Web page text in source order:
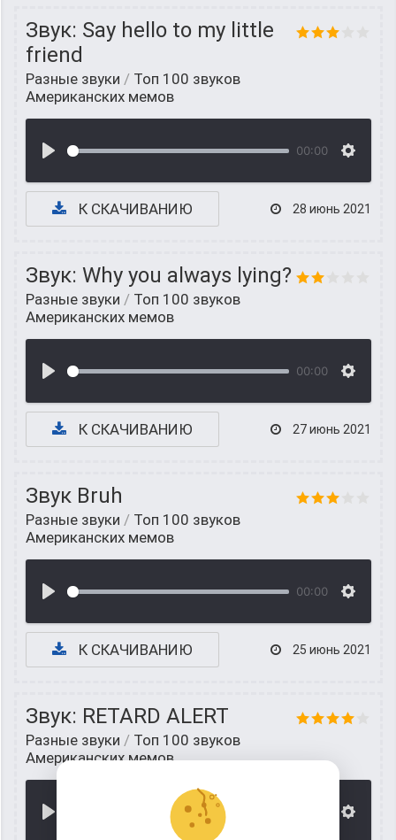
Звук: Say hello to my little
friend
Разные звуки / Топ 100 звуков
Американских мемов
00:00
К СКАЧИВАНИЮ 28 июнь 2021
Звук: Why you always lying?
Разные звуки / Топ 100 звуков
Американских мемов
00:00
К СКАЧИВАНИЮ 27 июнь 2021
Звук Bruh
Разные звуки / Топ 100 звуков
Американских мемов
00:00
К СКАЧИВАНИЮ 25 июнь 2021
Звук: RETARD ALERT
Разные звуки / Топ 100 звуков
Американских мемов